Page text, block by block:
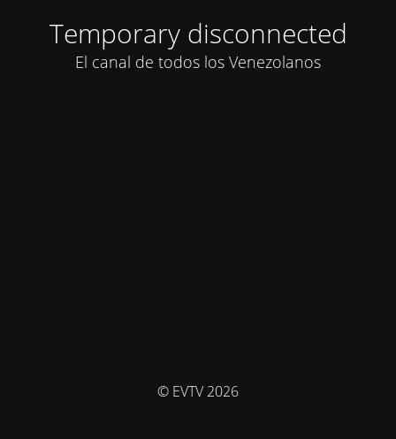
Temporary disconnected
El canal de todos los Venezolanos
© EVTV 2026